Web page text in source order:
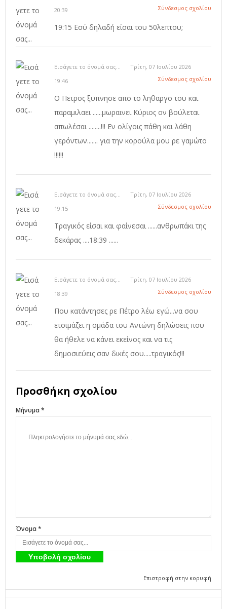
20:39
Σύνδεσμος σχολίου
19:15 Εσύ δηλαδή είσαι του 50λεπτου;
Εισάγετε το όνομά σας...
Τρίτη, 07 Ιουλίου 2026
19:46
Σύνδεσμος σχολίου
Ο Πετρος ξυπνησε απο το ληθαργο του και
παραμιλαει ......μωραινει Κύριος ον βούλεται
απωλέσαι ........!!! Εν ολίγοις πάθη και λάθη
γερόντων....... για την κορούλα μου ρε γαμώτο
!!!!!!
Εισάγετε το όνομά σας...
Τρίτη, 07 Ιουλίου 2026
19:15
Σύνδεσμος σχολίου
Τραγικός είσαι και φαίνεσαι ......ανθρωπάκι της
δεκάρας ....18:39 ......
Εισάγετε το όνομά σας...
Τρίτη, 07 Ιουλίου 2026
18:39
Σύνδεσμος σχολίου
Που κατάντησες ρε Πέτρο λέω εγώ...να σου
ετοιμάζει η ομάδα του Αντώνη δηλώσεις που
θα ήθελε να κάνει εκείνος και να τις
δημοσιεύεις σαν δικές σου.....τραγικός!!!
Προσθήκη σχολίου
Μήνυμα *
Όνομα *
Επιστροφή στην κορυφή